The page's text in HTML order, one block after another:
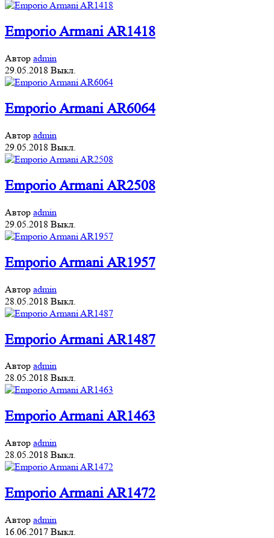
Emporio Armani AR1418
Автор admin
29.05.2018 Выкл.
Emporio Armani AR6064
Автор admin
29.05.2018 Выкл.
Emporio Armani AR2508
Автор admin
29.05.2018 Выкл.
Emporio Armani AR1957
Автор admin
28.05.2018 Выкл.
Emporio Armani AR1487
Автор admin
28.05.2018 Выкл.
Emporio Armani AR1463
Автор admin
28.05.2018 Выкл.
Emporio Armani AR1472
Автор admin
16.06.2017 Выкл.